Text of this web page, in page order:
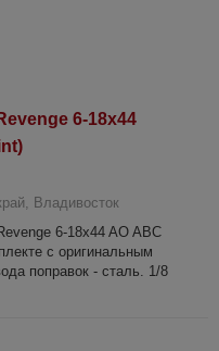
6-18x44
Владивосток
6-18x44 AO ABC
с оригинальным
поправок - сталь. 1/8